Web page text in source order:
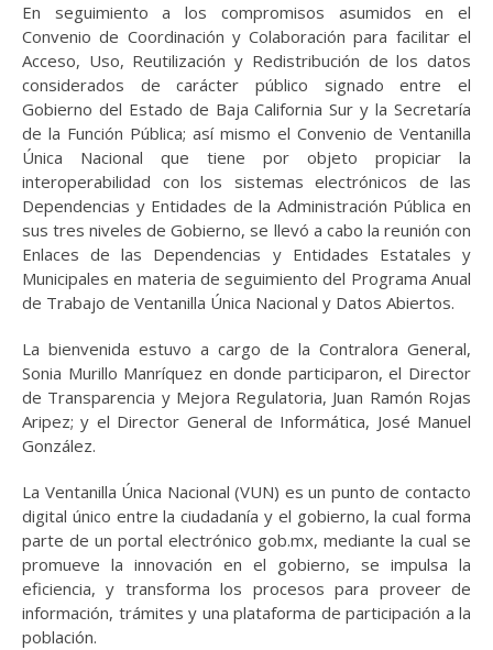
En seguimiento a los compromisos asumidos en el
Convenio de Coordinación y Colaboración para facilitar el
Acceso, Uso, Reutilización y Redistribución de los datos
considerados de carácter público signado entre el
Gobierno del Estado de Baja California Sur y la Secretaría
de la Función Pública; así mismo el Convenio de Ventanilla
Única Nacional que tiene por objeto propiciar la
interoperabilidad con los sistemas electrónicos de las
Dependencias y Entidades de la Administración Pública en
sus tres niveles de Gobierno, se llevó a cabo la reunión con
Enlaces de las Dependencias y Entidades Estatales y
Municipales en materia de seguimiento del Programa Anual
de Trabajo de Ventanilla Única Nacional y Datos Abiertos.
La bienvenida estuvo a cargo de la Contralora General,
Sonia Murillo Manríquez en donde participaron, el Director
de Transparencia y Mejora Regulatoria, Juan Ramón Rojas
Aripez; y el Director General de Informática, José Manuel
González.
La Ventanilla Única Nacional (VUN) es un punto de contacto
digital único entre la ciudadanía y el gobierno, la cual forma
parte de un portal electrónico gob.mx, mediante la cual se
promueve la innovación en el gobierno, se impulsa la
eficiencia, y transforma los procesos para proveer de
información, trámites y una plataforma de participación a la
población.